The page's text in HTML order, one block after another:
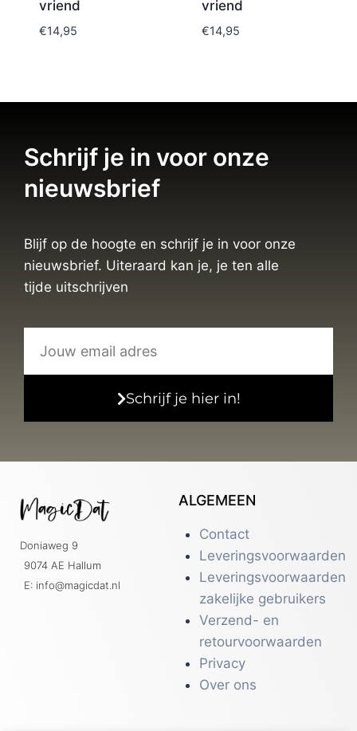
vriend
€14,95
vriend
€14,95
Schrijf je in voor onze
nieuwsbrief
Blijf op de hoogte en schrijf je in voor onze
nieuwsbrief. Uiteraard kan je, je ten alle
tijde uitschrijven
Schrijf je hier in!
Doniaweg 9
9074 AE Hallum
E: info@magicdat.nl
ALGEMEEN
Contact
Leveringsvoorwaarden
Leveringsvoorwaarden
zakelijke gebruikers
Verzend- en
retourvoorwaarden
Privacy
Over ons